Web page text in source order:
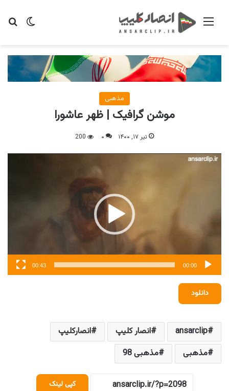
تغییر منو
مذهبی
موشن گرافیک | ظهر عاشورا
تیر ۱۷, ۱۴۰۰ ۰ 200
نمایشگر
ویدیو
00:00
00:43
دانلود
ansarclip انصار کلیپ
انصارکلیپ
مذهبی
مذهبی 98
کپی لینک